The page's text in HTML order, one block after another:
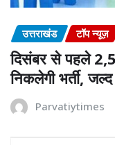
उत्तराखंड टॉप न्यूज़
दिसंबर से पहले
निकलेगी भर्ती,
Parvatiytimes